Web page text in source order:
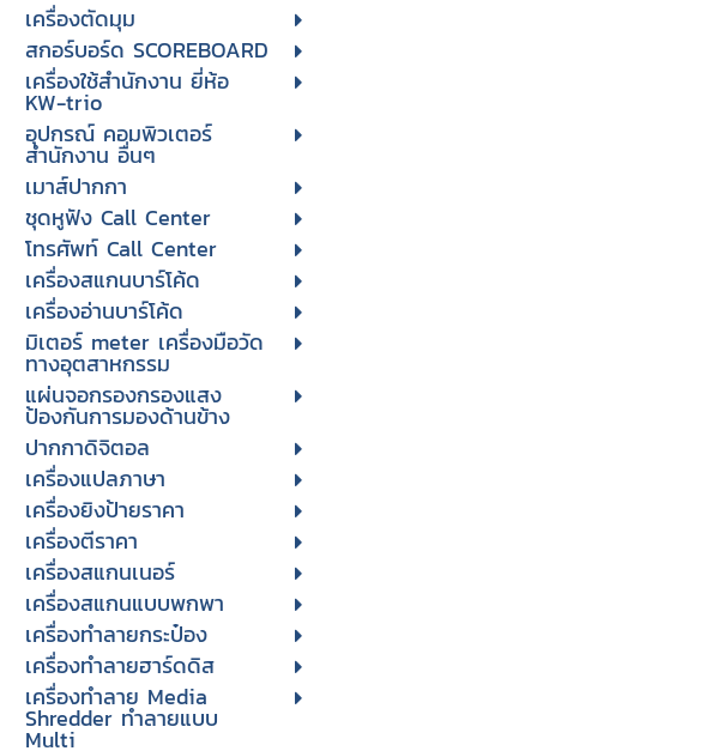
เครื่องตัดมุม
สกอร์บอร์ด SCOREBOARD
เครื่องใช้สำนักงาน ยี่ห้อ
KW-trio
อุปกรณ์ คอมพิวเตอร์
สำนักงาน อื่นๆ
เมาส์ปากกา
ชุดหูฟัง Call Center
โทรศัพท์ Call Center
เครื่องสแกนบาร์โค้ด
เครื่องอ่านบาร์โค้ด
มิเตอร์ meter เครื่องมือวัด
ทางอุตสาหกรรม
แผ่นจอกรองกรองแสง
ป้องกันการมองด้านข้าง
ปากกาดิจิตอล
เครื่องแปลภาษา
เครื่องยิงป้ายราคา
เครื่องตีราคา
เครื่องสแกนเนอร์
เครื่องสแกนแบบพกพา
เครื่องทำลายกระป๋อง
เครื่องทำลายฮาร์ดดิส
เครื่องทำลาย Media
Shredder ทำลายแบบ
Multi